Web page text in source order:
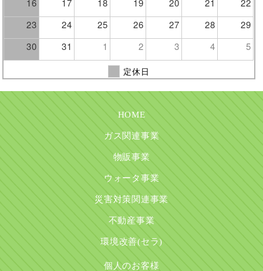
16
17 18 19 20 21
22
23
24 25 26 27 28
29
30
31 1 2 3 4 5
定休日
HOME
ガス関連事業
物販事業
ウォータ事業
災害対策関連事業
不動産事業
環境改善(セラ)
個人のお客様